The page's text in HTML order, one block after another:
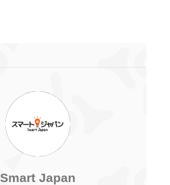
Smart Japan